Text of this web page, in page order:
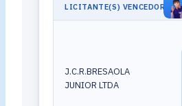
LICITANTE(S) VENCEDOR(ES)
J.C.R.BRESAOLA
JUNIOR LTDA